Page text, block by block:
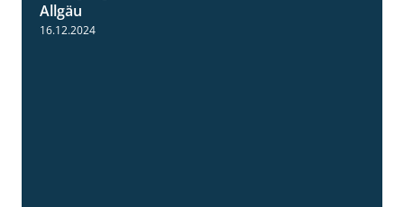
Allgäu
16.12.2024